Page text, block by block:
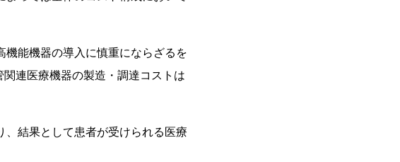
能機器の導入に慎重にならざるを
連医療機器の製造・調達コストは
結果として患者が受けられる医療